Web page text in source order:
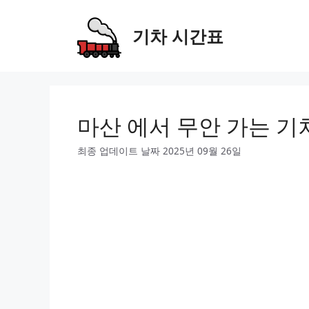
기차 시간표
마산 에서 무안 가는 기
최종 업데이트 날짜 2025년 09월 26일